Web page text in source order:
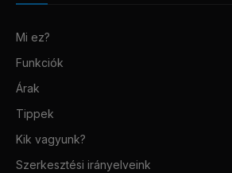
Mi ez?
Funkciók
Árak
Tippek
Kik vagyunk?
Szerkesztési irányelveink